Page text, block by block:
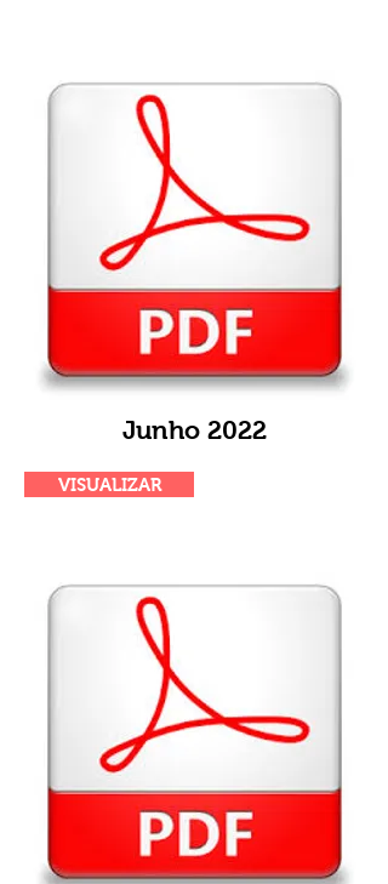
Junho 2022
VISUALIZAR